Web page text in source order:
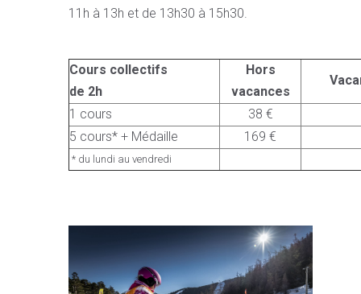
11h à 13h et de 13h30 à 15h30.
Cours collectifs
de 2h
Hors
vacances
1 cours
38 €
5 cours* + Médaille
169 €
* du lundi au vendredi